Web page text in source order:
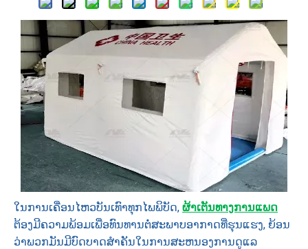
ໃນ​ການ​ເຄື່ອນ​ໄຫວ​ບັນ​ເທົາ​ທຸກ​ໄພ​ພິ​ບັດ, ຜ້າເຕັນທາງການແພດ
ຕ້ອງມີຄວາມພ້ອມເພື່ອທົນທານຕໍ່ສະພາບອາກາດທີ່ຮຸນແຮງ, ຍ້ອນ
ວ່າພວກມັນມີບົດບາດສໍາຄັນໃນການສະຫນອງການດູແລ